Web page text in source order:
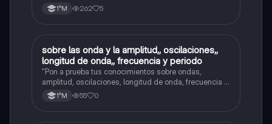
1°M 262 5
Física
sobre las onda y la amplitud,, oscilaciones,,
longitud de onda,, frecuencia y periodo
"Pon a prueba tus conocimientos sobre ondas,
amplitud, oscilaciones, longitud de onda, frecuencia y
periodo."
1°M 55 0